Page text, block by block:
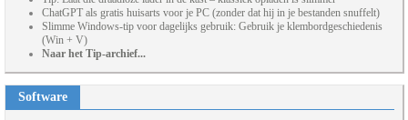
ChatGPT als gratis huisarts voor je PC (zonder dat hij in je bestanden snuffelt)
Slimme Windows-tip voor dagelijks gebruik: Gebruik je klembordgeschiedenis
(Win + V)
Naar het Tip-archief...
Software